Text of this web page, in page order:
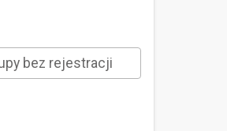
bez rejestracji